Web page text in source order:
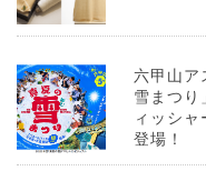
六甲山ア
雪まつり
ィッシ
登場！